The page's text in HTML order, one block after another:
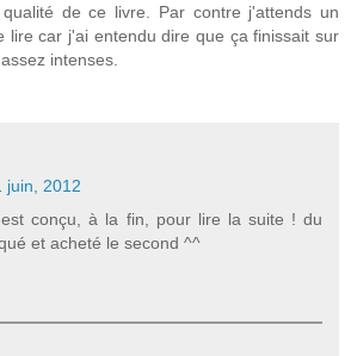
de ce livre. Par contre j'attends un
lire car j'ai entendu dire que ça finissait sur
intenses.
juin, 2012
conçu, à la fin, pour lire la suite ! du
et acheté le second ^^